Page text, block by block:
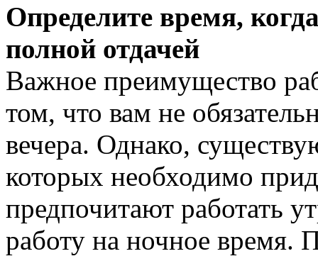
Определите время,
полной отдачей
Важное преимущество
том, что вам не
вечера. Однако,
которых необходимо
предпочитают работать
работу на ночное время.